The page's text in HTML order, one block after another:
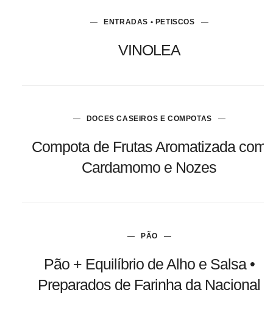
ENTRADAS • PETISCOS
VINOLEA
DOCES CASEIROS E COMPOTAS
Compota de Frutas Aromatizada com
Cardamomo e Nozes
PÃO
Pão + Equilíbrio de Alho e Salsa •
Preparados de Farinha da Nacional